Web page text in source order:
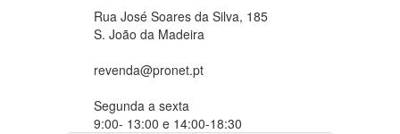
Rua José Soares da Silva, 185
S. João da Madeira
revenda@pronet.pt
Segunda a sexta
9:00- 13:00 e 14:00-18:30